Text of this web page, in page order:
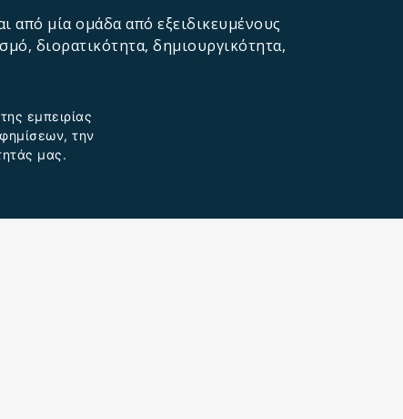
εμπειρίας
την
μας.
από μία ομάδα από εξειδικευμένους
διορατικότητα, δημιουργικότητα,